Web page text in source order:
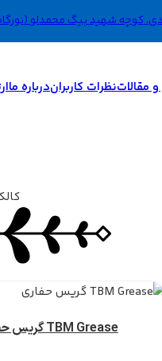
شهید بیگ محمدلو (نورگاه)، پلاک1،
و مقالاتنظرات کاربراندرباره ما
TBM Grease گریس حفاری